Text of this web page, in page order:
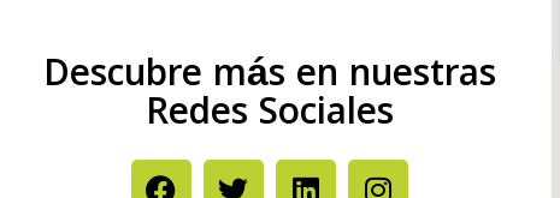
Descubre más en nuestras
Redes Sociales